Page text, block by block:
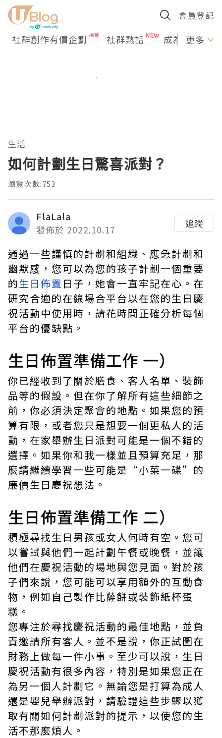
會員登記
社群創作有價企劃 社群熱話 成為U更多
生活
如何計劃生日驚喜派對？
瀏覽次數:753
FlaLala
發佈於 2022.10.17
追蹤
通過一些謹慎的計劃和組織、應急計劃和
幽默感，您可以為您的孩子計劃一個重要
的生日佈置 日子，她會一直牢記在心。在
研究合適的在線場合平台以在您的生日慶
祝活動中使用時，請花時間正確分析每個
平台的優缺點。
生日佈置準備工作 一）
你已經收到了關於膳食、客人名單、裝飾
品等的假設。但在你了解所有這些細節之
前，你必須決定聚會的地點。如果您的預
算有限，或者您只是想要一個更私人的活
動，在家舉辦生日派對可能是一個不錯的
選擇。如果你和我一樣並且預算充足，那
麼請繼續學習一些可能是“小菜一碟”的
廉價生日慶祝想法。
生日佈置準備工作 二）
積極尋找生日男孩或女人何時有空。您可
以嘗試與他們一起計劃午餐或晚餐，並讓
他們在慶祝活動的場地與您見面。對於孩
子們來說，您可能可以享用額外的互動食
物，例如自己製作比薩餅或裝飾紙杯蛋
糕。
您專注於尋找慶祝活動的最佳地點，並負
責邀請所有客人。並不是說，你正試圖在
財務上做每一件小事。至少可以說，生日
慶祝活動有很多內容，特別是如果您正在
為另一個人計劃它。無論您是打算為成人
還是嬰兒舉辦派對，請驗證這些步驟以獲
取有關如何計劃派對的提示，以使您的生
活不那麼煩人。